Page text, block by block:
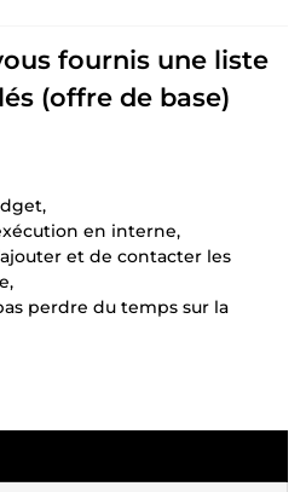
fournis une liste
(offre de base)
en interne,
et de contacter les
perdre du temps sur la